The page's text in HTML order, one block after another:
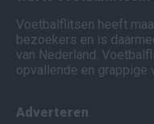
Voetbalflitsen heeft
bezoekers en is
van Nederland.
opvallende en grappige
Adverteren